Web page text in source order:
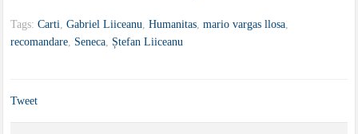
Tags:Carti ,Gabriel Liiceanu ,Humanitas ,mario vargas llosa
recomandare Seneca Ștefan Liiceanu
Tweet